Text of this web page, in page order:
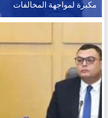
مكبرة لمواجهة المخالفات